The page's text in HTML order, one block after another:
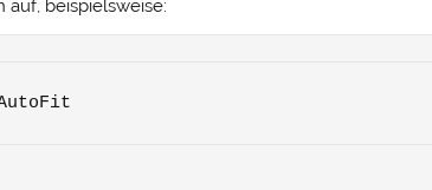
auf, beispielsweise: